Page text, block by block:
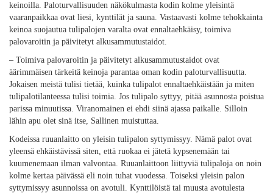
keinoilla. Paloturvallisuuden näkökulmasta kodin kolme yleisintä
vaaranpaikkaa ovat liesi, kynttilät ja sauna. Vastaavasti kolme tehokkainta
keinoa suojautua tulipalojen varalta ovat ennaltaehkäisy, toimiva
palovaroitin ja päivitetyt alkusammutustaidot.
– Toimiva palovaroitin ja päivitetyt alkusammutustaidot ovat
äärimmäisen tärkeitä keinoja parantaa oman kodin paloturvallisuutta.
Jokaisen meistä tulisi tietää, kuinka tulipalot ennaltaehkäistään ja miten
tulipalotilanteessa tulisi toimia. Jos tulipalo syttyy, pitää asunnosta poistua
parissa minuutissa. Viranomainen ei ehdi siinä ajassa paikalle. Silloin
lähin apu olet sinä itse, Sallinen muistuttaa.
Kodeissa ruuanlaitto on yleisin tulipalon syttymissyy. Nämä palot ovat
yleensä ehkäistävissä siten, että ruokaa ei jätetä kypsenemään tai
kuumenemaan ilman valvontaa. Ruuanlaittoon liittyviä tulipaloja on noin
kolme kertaa päivässä eli noin tuhat vuodessa. Toiseksi yleisin palon
syttymissyy asunnoissa on avotuli. Kynttilöistä tai muusta avotulesta